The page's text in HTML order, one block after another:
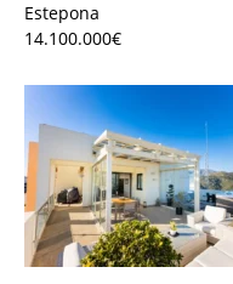
Estepona
14.100.000€